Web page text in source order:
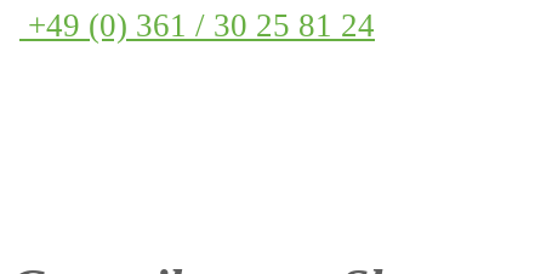
+49 (0) 361 / 30 25 81 24